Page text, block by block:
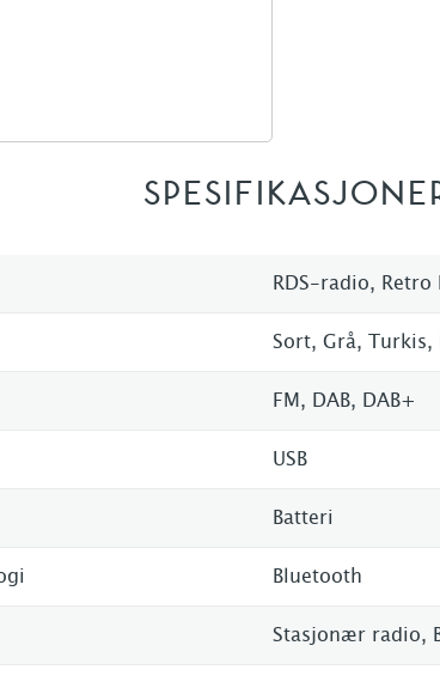
RDS-radio, Retro
Sort, Grå, Turkis,
FM, DAB, DAB+
USB
Batteri
Bluetooth
Stasjonær radio,